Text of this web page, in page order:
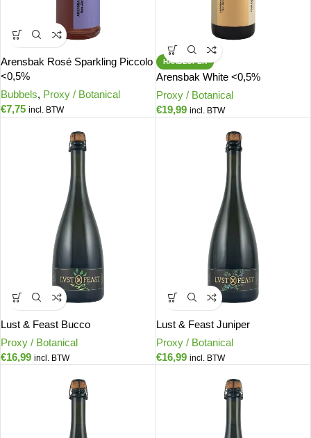
Arensbak Rosé Sparkling Piccolo
<0,5%
Bubbels, Proxy / Botanical
€7,75 incl. BTW
HARDLOPER
Arensbak White <0,5%
Proxy / Botanical
€19,99 incl. BTW
Lust & Feast Bucco
Proxy / Botanical
€16,99 incl. BTW
Lust & Feast Juniper
Proxy / Botanical
€16,99 incl. BTW